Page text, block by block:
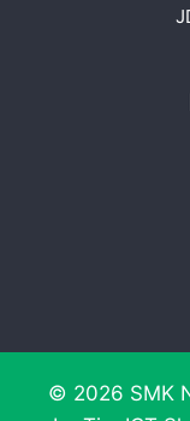
© 2026 SMK